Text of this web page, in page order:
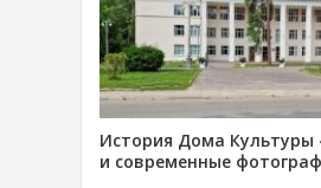
История Дома Культуры
и современные